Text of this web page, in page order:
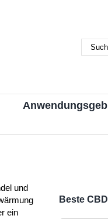
Suche
nach:
und
ein
Beste